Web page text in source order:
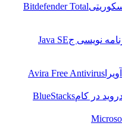
Bitdefender Total
نویسی جJava SE
Avira Free Antivirus
در کام BlueStacks